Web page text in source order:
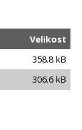
Velikost
358.8 kB
306.6 kB